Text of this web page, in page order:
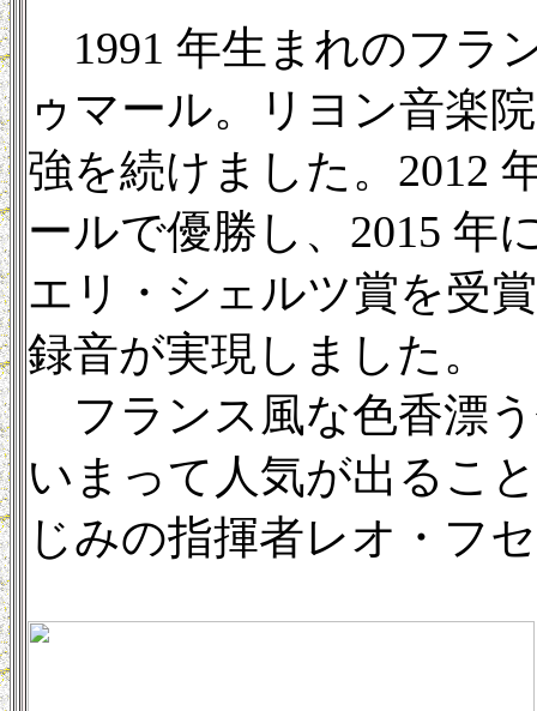
1991 年生まれのフラ
ゥマール。リヨン音楽
強を続けました。2012
ールで優勝し、2015 年
エリ・シェルツ賞を受
録音が実現しました。
フランス風な色香漂
いまって人気が出るこ
じみの指揮者レオ・フ